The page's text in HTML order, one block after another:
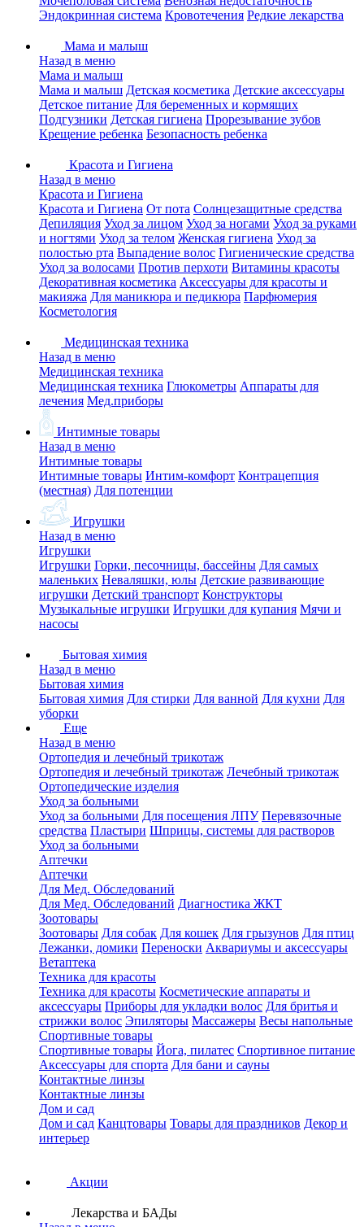
Эндокринная система Кровотечения Редкие лекарства
Мама и малыш
Назад в меню
Мама и малыш
Мама и малыш Детская косметика Детские аксессуары
Детское питание Для беременных и кормящих
Подгузники Детская гигиена Прорезывание зубов
Крещение ребенка Безопасность ребенка
Красота и Гигиена
Назад в меню
Красота и Гигиена
Красота и Гигиена От пота Солнцезащитные средства
Депиляция Уход за лицом Уход за ногами Уход за руками
и ногтями Уход за телом Женская гигиена Уход за
полостью рта Выпадение волос Гигиенические средства
Уход за волосами Против перхоти Витамины красоты
Декоративная косметика Аксессуары для красоты и
макияжа Для маникюра и педикюра Парфюмерия
Косметология
Медицинская техника
Назад в меню
Медицинская техника
Медицинская техника Глюкометры Аппараты для
лечения Мед.приборы
Интимные товары
Назад в меню
Интимные товары
Интимные товары Интим-комфорт Контрацепция
(местная) Для потенции
Игрушки
Назад в меню
Игрушки
Игрушки Горки, песочницы, бассейны Для самых
маленьких Неваляшки, юлы Детские развивающие
игрушки Детский транспорт Конструкторы
Музыкальные игрушки Игрушки для купания Мячи и
насосы
Бытовая химия
Назад в меню
Бытовая химия
Бытовая химия Для стирки Для ванной Для кухни Для
уборки
Еще
Назад в меню
Ортопедия и лечебный трикотаж
Ортопедия и лечебный трикотаж Лечебный трикотаж
Ортопедические изделия
Уход за больными
Уход за больными Для посещения ЛПУ Перевязочные
средства Пластыри Шприцы, системы для растворов
Уход за больными
Аптечки
Аптечки
Для Мед. Обследований
Для Мед. Обследований Диагностика ЖКТ
Зоотовары
Зоотовары Для собак Для кошек Для грызунов Для птиц
Лежанки, домики Переноски Аквариумы и аксессуары
Ветаптека
Техника для красоты
Техника для красоты Косметические аппараты и
аксессуары Приборы для укладки волос Для бритья и
стрижки волос Эпиляторы Массажеры Весы напольные
Спортивные товары
Спортивные товары Йога, пилатес Спортивное питание
Аксессуары для спорта Для бани и сауны
Контактные линзы
Контактные линзы
Дом и сад
Дом и сад Канцтовары Товары для праздников Декор и
интерьер
Акции
Лекарства и БАДы